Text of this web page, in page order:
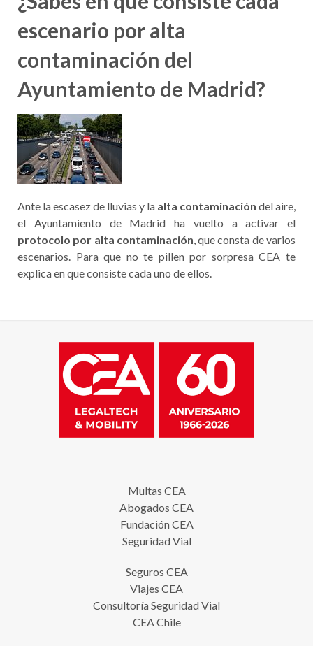
escenario por alta
contaminación del
Ayuntamiento de Madrid?
Ante la escasez de lluvias y la alta contaminación del aire,
el Ayuntamiento de Madrid ha vuelto a activar el
protocolo por alta contaminación, que consta de varios
escenarios. Para que no te pillen por sorpresa CEA te
explica en que consiste cada uno de ellos.
Multas CEA
Abogados CEA
Fundación CEA
Seguridad Vial
Seguros CEA
Viajes CEA
Consultoría Seguridad Vial
CEA Chile